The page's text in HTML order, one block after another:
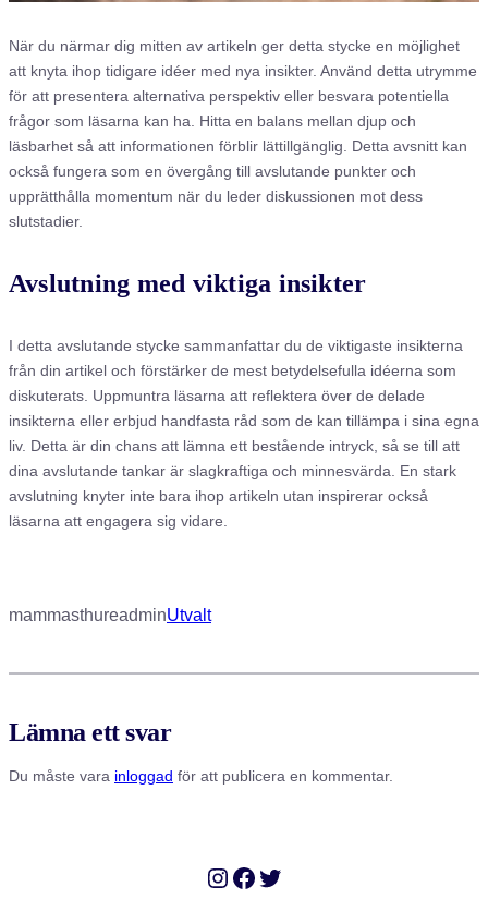
När du närmar dig mitten av artikeln ger detta stycke en möjlighet
att knyta ihop tidigare idéer med nya insikter. Använd detta utrymme
för att presentera alternativa perspektiv eller besvara potentiella
frågor som läsarna kan ha. Hitta en balans mellan djup och
läsbarhet så att informationen förblir lättillgänglig. Detta avsnitt kan
också fungera som en övergång till avslutande punkter och
upprätthålla momentum när du leder diskussionen mot dess
slutstadier.
Avslutning med viktiga insikter
I detta avslutande stycke sammanfattar du de viktigaste insikterna
från din artikel och förstärker de mest betydelsefulla idéerna som
diskuterats. Uppmuntra läsarna att reflektera över de delade
insikterna eller erbjud handfasta råd som de kan tillämpa i sina egna
liv. Detta är din chans att lämna ett bestående intryck, så se till att
dina avslutande tankar är slagkraftiga och minnesvärda. En stark
avslutning knyter inte bara ihop artikeln utan inspirerar också
läsarna att engagera sig vidare.
mammasthureadminUtvalt
Lämna ett svar
Du måste vara inloggad för att publicera en kommentar.
Instagram
Facebook
Twitter